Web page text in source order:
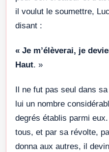
il voulut le soumettre,
disant :
« Je m’élèverai, je
Haut. »
Il ne fut pas seul dans
lui un nombre
degrés établis parmi
tous, et par sa révolte,
donna aux autres, il